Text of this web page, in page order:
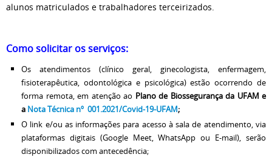
alunos matriculados e trabalhadores terceirizados.
Como solicitar os serviços:
Os atendimentos (clínico geral, ginecologista, enfermagem,
fisioterapêutica, odontológica e psicológica) estão ocorrendo de
forma remota, em atenção ao Plano de Biossegurança da UFAM e
a Nota Técnica nº 001.2021/Covid-19-UFAM;
O link e/ou as informações para acesso à sala de atendimento, via
plataformas digitais (Google Meet, WhatsApp ou E-mail), serão
disponibilizados com antecedência;